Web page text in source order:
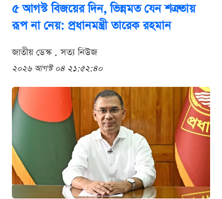
৫ আগস্ট বিজয়ের দিন, ভিন্নমত যেন শত্রুতায়
রূপ না নেয়: প্রধানমন্ত্রী তারেক রহমান
জাতীয় ডেস্ক . সত্য নিউজ
২০২৬ আগস্ট ০৪ ২১:৫২:৪০